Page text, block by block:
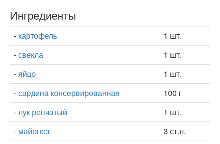
Ингредиенты
- картофель
1 шт.
-свекла
1 шт.
-яйцо
1 шт.
-сардина консервированная
100 г
-лук репчатый
1 шт.
- майонез
3 ст.л.